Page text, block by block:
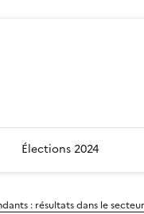
Élections 2024
: résultats dans le